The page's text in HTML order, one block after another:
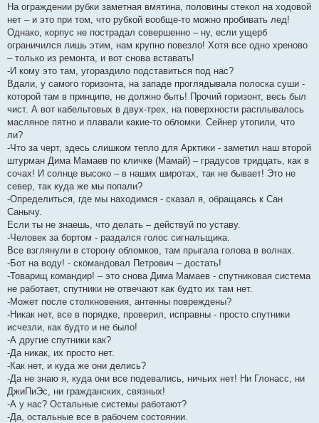
На ограждении рубки заметная вмятина, половины стекол на ходовой
нет – и это при том, что рубкой вообще-то можно пробивать лед!
Однако, корпус не пострадал совершенно – ну, если ущерб
ограничился лишь этим, нам крупно повезло! Хотя все одно хреново
– только из ремонта, и вот снова вставать!
-И кому это там, угораздило подставиться под нас?
Вдали, у самого горизонта, на западе проглядывала полоска суши -
которой там в принципе, не должно быть! Прочий горизонт, весь был
чист. А вот кабельтовых в двух-трех, на поверхности расплывалось
масляное пятно и плавали какие-то обломки. Сейнер утопили, что
ли?
-Что за черт, здесь слишком тепло для Арктики - заметил наш второй
штурман Дима Мамаев по кличке (Мамай) – градусов тридцать, как в
сочах! И солнце высоко – в наших широтах, так не бывает! Это не
север, так куда же мы попали?
-Определиться, где мы находимся - сказал я, обращаясь к Сан
Санычу.
Если ты не знаешь, что делать – действуй по уставу.
-Человек за бортом - раздался голос сигнальщика.
Все взглянули в сторону обломков, там прыгала голова в волнах.
-Бот на воду! - скомандовал Петрович – достать!
-Товарищ командир! – это снова Дима Мамаев - спутниковая система
не работает, спутники не отвечают как будто их там нет.
-Может после столкновения, антенны повреждены?
-Никак нет, все в порядке, проверил, исправны - просто спутники
исчезли, как будто и не было!
-А другие спутники как?
-Да никак, их просто нет.
-Как нет, и куда же они делись?
-Да не знаю я, куда они все подевались, ничьих нет! Ни Глонасс, ни
ДжиПиЭс, ни гражданских, связных!
-А у нас? Остальные системы работают?
-Да, остальные все в рабочем состоянии.